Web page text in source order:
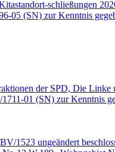
schließungen
05 (SN) zur Kenntnis
der SPD, Die
01 (SN) zur Kenntnis
1523 ungeändert